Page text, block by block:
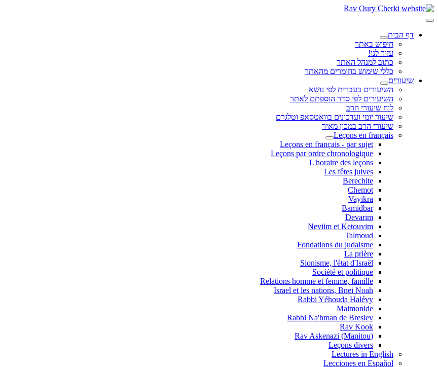
דף הבית
חיפוש באתר
עזור לנו!
כתוב למנהל האתר
כללי שימוש בחומרים מהאתר
שיעורים
השיעורים בעברית לפי נושא
השיעורים לפי סדר הוספתם לאתר
לוח שיעורי הרב
שיעור יומי ועדכונים בוואטסאפ וטלגרם
שיעורי הרב במכון מאיר
Leçons en français
Leçons en français - par sujet
Leçons par ordre chronologique
L'horaire des leçons
Les fêtes juives
Berechite
Chemot
Vayikra
Bamidbar
Devarim
Neviim et Ketouvim
Talmoud
Fondations du judaisme
La prière
Sionisme, l'état d'Israël
Société et politique
Relations homme et femme, famille
Israel et les nations, Bnei Noah
Rabbi Yéhouda Halévy
Maimonide
Rabbi Na'hman de Breslev
Rav Kook
(Rav Askenazi (Manitou
Leçons divers
Lectures in English
Lecciones en Español